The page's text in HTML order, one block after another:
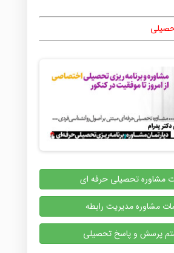
مشاوره تحصیلی حرفه ای
مشاوره مدیریت رابطه
پرسش و پاسخ تحصیلی